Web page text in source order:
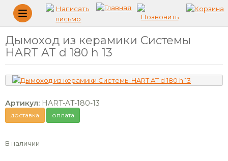
Меню
Дымоход из керамики Системы
HART AT d 180 h 13
Артикул: HART-AT-180-13
доставка оплата
В наличии